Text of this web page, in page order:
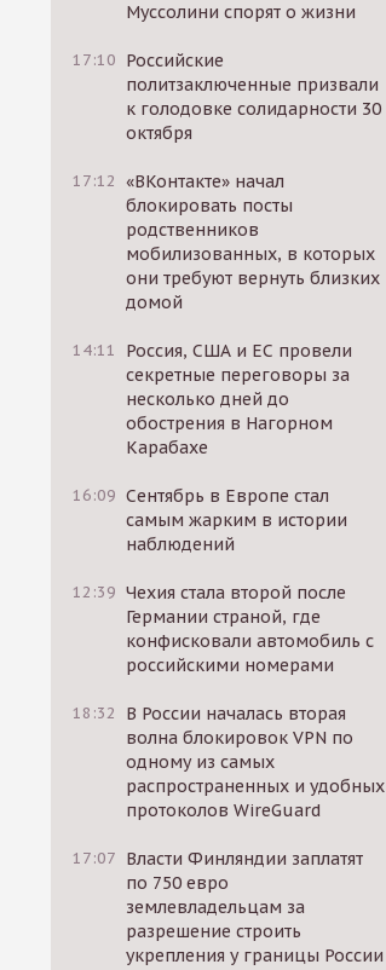
Муссолини спорят о жизни
17:10 Российские
политзаключенные призвали
к голодовке солидарности 30
октября
17:12 «ВКонтакте» начал
блокировать посты
родственников
мобилизованных, в которых
они требуют вернуть близких
домой
14:11
Россия, США и ЕС провели
секретные переговоры за
несколько дней до
обострения в Нагорном
Карабахе
16:09 Сентябрь в Европе стал
самым жарким в истории
наблюдений
12:39 Чехия стала второй после
Германии страной, где
конфисковали автомобиль с
российскими номерами
18:32
В России началась вторая
волна блокировок VPN по
одному из самых
распространенных и удобных
протоколов WireGuard
17:07 Власти Финляндии заплатят
по 750 евро
землевладельцам за
разрешение строить
укрепления у границы России